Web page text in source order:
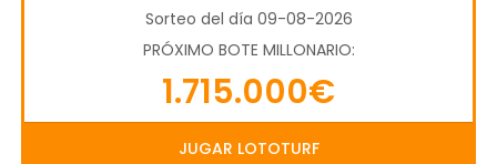
Sorteo del día 09-08-2026
PRÓXIMO BOTE MILLONARIO:
1.715.000€
JUGAR LOTOTURF